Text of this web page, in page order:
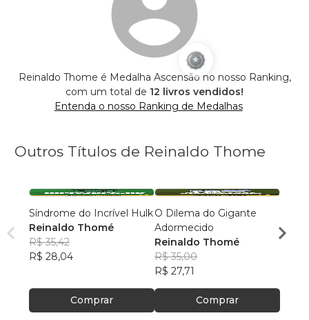
Reinaldo Thome é Medalha Ascensão no nosso Ranking,
com um total de 12 livros vendidos!
Entenda o nosso Ranking de Medalhas
Outros Títulos de Reinaldo Thome
Síndrome do Incrível Hulk
Reinaldo Thomé
R$ 35,42
R$ 28,04
Comprar
O Dilema do Gigante
Adormecido
Reinaldo Thomé
R$ 35,00
R$ 27,71
Comprar
R$